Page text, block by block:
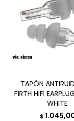
TAPÓN
FIRTH HIFI
WHITE
$